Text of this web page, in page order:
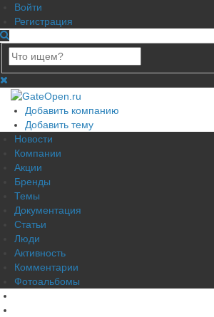
Войти
Регистрация
Добавить компанию
Добавить тему
Новости
Компании
Акции
Бренды
Темы
Документация
Статьи
Люди
Активность
Комментарии
Фотоальбомы